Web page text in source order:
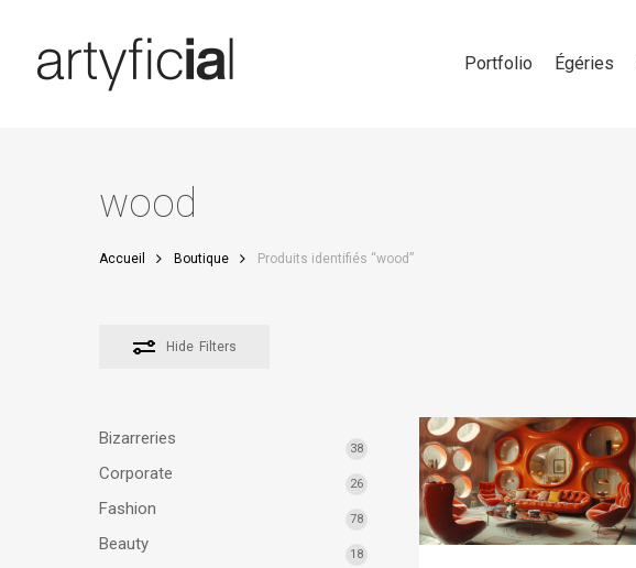
content
Portfolio Égéries
wood
Accueil Boutique Produits identifiés “wood”
Hide Filters
Bizarreries
38
Corporate
26
Fashion
78
Beauty
18